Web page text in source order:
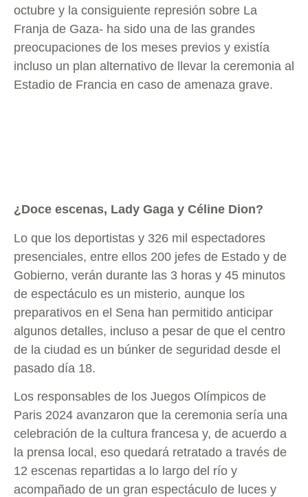
octubre y la consiguiente represión sobre La
Franja de Gaza- ha sido una de las grandes
preocupaciones de los meses previos y existía
incluso un plan alternativo de llevar la ceremonia al
Estadio de Francia en caso de amenaza grave.
¿Doce escenas, Lady Gaga y Céline Dion?
Lo que los deportistas y 326 mil espectadores
presenciales, entre ellos 200 jefes de Estado y de
Gobierno, verán durante las 3 horas y 45 minutos
de espectáculo es un misterio, aunque los
preparativos en el Sena han permitido anticipar
algunos detalles, incluso a pesar de que el centro
de la ciudad es un búnker de seguridad desde el
pasado día 18.
Los responsables de los Juegos Olímpicos de
Paris 2024 avanzaron que la ceremonia sería una
celebración de la cultura francesa y, de acuerdo a
la prensa local, eso quedará retratado a través de
12 escenas repartidas a lo largo del río y
acompañado de un gran espectáculo de luces y